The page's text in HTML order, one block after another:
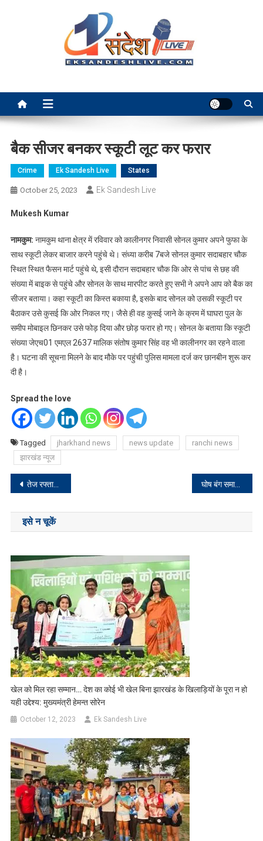
बैक सीजर बनकर स्कूटी लूट कर फरार
Crime Ek Sandesh Live States
October 25, 2023 Ek Sandesh Live
Mukesh Kumar
नामकुम: नामकुम थाना क्षेत्र में रविवार को कालीनगर निवासी सोनल कुमार अपने फुफा के
साथ स्कूटी लेकर बाजार करने पहुंचे थे। संध्या करीब 7बजे सोनल कुमार सदाबहार चौक
स्थित स्थित फैसन मार्ट पहुंचे थे, इसी दौरान सदाबहार चौक कि ओर से पांच से छह की
संख्या में बाइक से पहुंचे और सोनल के साथ मारपीट करते हुए सभी ने अपने आप को बैक का
सीजर बताया। कहा स्कूटी का किस्त बकाया है, इसके बाद सोनल को उसकी स्कूटी पर
बैठाकर उसे कुसई कि ओर निकल गए। जैसे ही वह कुसई जाने के क्रम में घाघरा पुल के
समीप मोबाइल छिनकर उसे फोड़ दिया और छोड़ फरार हो गए। सोनल के बताया कि स्कूटी
संख्या जेएच01 एमएल 2637 मालिक संतोष कुमार सिंह वह भी कालीनगर का रहने वाला
है। घटना की सूचना मिलने के बाद मौके पर पहुंची पुलिस मामला दर्ज कर छानबीन शुरू कर
दी है।
Spread the love
Tagged jharkhand news news update
ranchi news
झारखंड न्यूज
Post
navigation
तेज रफ्तार बस ने स्कूटी सवार को कुचल, घटना स्थल पर मौत घोष बंग समाज ने मनाया सिंदूर खेला महोत्सव
इसे न चूकें
खेल को मिल रहा सम्मान… देश का कोई भी खेल बिना झारखंड के खिलाड़ियों के पूरा न हो
यही उद्देश्य: मुख्यमंत्री हेमन्त सोरेन
October 12, 2023 Ek Sandesh Live